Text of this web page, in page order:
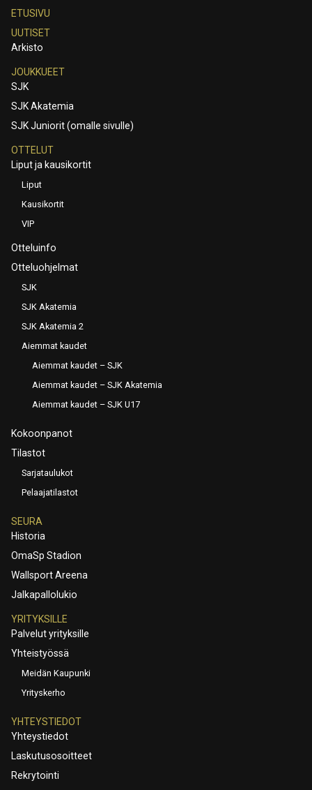
ETUSIVU
UUTISET
Arkisto
JOUKKUEET
SJK
SJK Akatemia
SJK Juniorit (omalle sivulle)
OTTELUT
Liput ja kausikortit
Liput
Kausikortit
VIP
Otteluinfo
Otteluohjelmat
SJK
SJK Akatemia
SJK Akatemia 2
Aiemmat kaudet
Aiemmat kaudet – SJK
Aiemmat kaudet – SJK Akatemia
Aiemmat kaudet – SJK U17
Kokoonpanot
Tilastot
Sarjataulukot
Pelaajatilastot
SEURA
Historia
OmaSp Stadion
Wallsport Areena
Jalkapallolukio
YRITYKSILLE
Palvelut yrityksille
Yhteistyössä
Meidän Kaupunki
Yrityskerho
YHTEYSTIEDOT
Yhteystiedot
Laskutusosoitteet
Rekrytointi